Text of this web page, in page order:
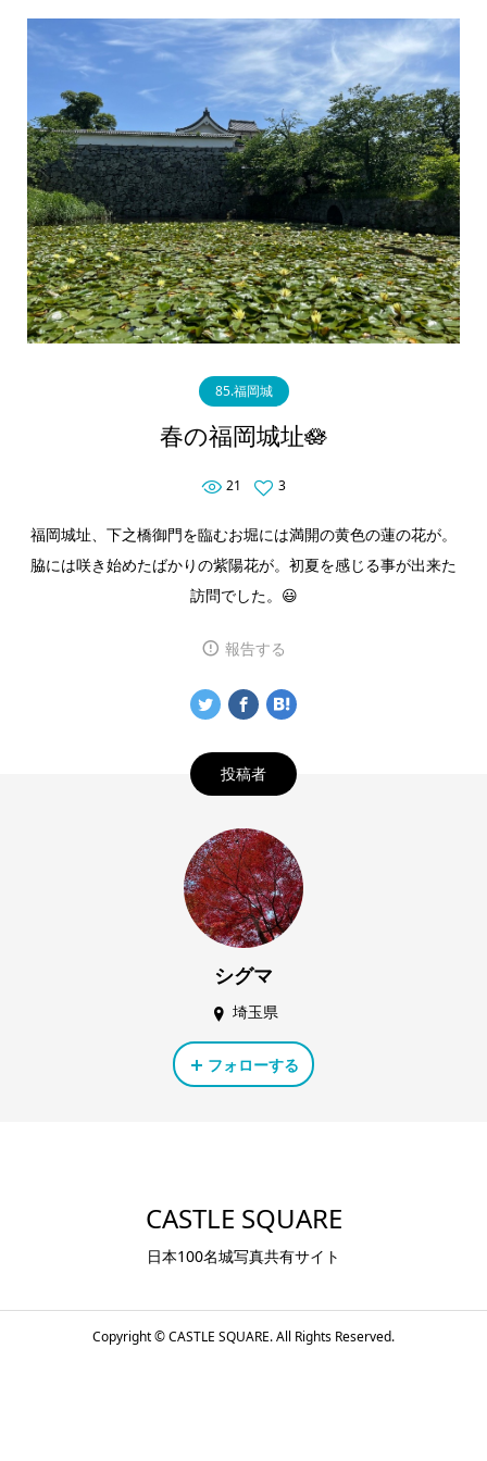
85.福岡城
春の福岡城址🪷
21 3
福岡城址、下之橋御門を臨むお堀には満開の黄色の蓮の花が。
脇には咲き始めたばかりの紫陽花が。初夏を感じる事が出来た
訪問でした。😃
報告する
投稿者
シグマ
埼玉県
フォローする
CASTLE SQUARE
日本100名城写真共有サイト
Copyright ©CASTLE SQUARE. All Rights Reserved.